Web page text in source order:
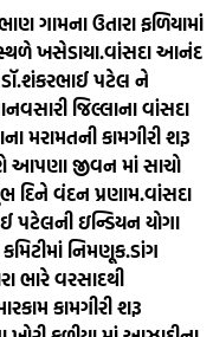
ગામના ઉતારા ફળિયામાં
ખસેડાયા.વાંસદા આનંદ
ડૉ.શંકરભાઈ પટેલ ને
નવસારી જિલ્લાના વાંસદા
મરામતની કામગીરી શરૂ
આપણા જીવન માં સાચો
દિને વંદન પ્રણામ.વાંસદા
પટેલની ઇન્ડિયન યોગા
નિમણૂક.ડાંગ
ભારે વરસાદથી
કામગીરી શરૂ